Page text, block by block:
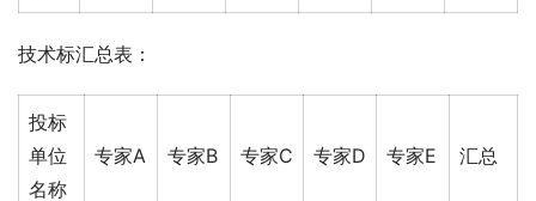
技术标汇总表：
投标
单位
名称
专家A 专家B 专家C 专家D 专家E 汇总